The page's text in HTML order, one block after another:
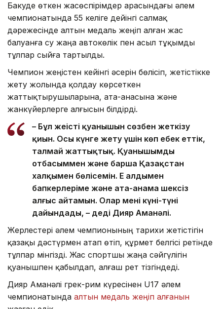
Бакуде өткен жасөспірімдер арасындағы әлем
чемпионатында 55 келіге дейінгі салмақ
дәрежесінде алтын медаль жеңіп алған жас
балуанға су жаңа автокөлік пен асыл тұқымды
тұлпар сыйға тартылды.
Чемпион жеңістен кейінгі әсерін бөлісіп, жетістікке
жету жолында қолдау көрсеткен
жаттықтырушыларына, ата-анасына және
жанкүйерлерге алғысын білдірді.
– Бұл жеңістің қуанышын сөзбен жеткізу
қиын. Осы күнге жету үшін көп еңбек еттік,
талмай жаттықтық. Қуанышымды
отбасыммен және барша Қазақстан
халқымен бөлісемін. Ең алдымен
бапкерлеріме және ата-анама шексіз
алғыс айтамын. Олар мені күні-түні
дайындады, – деді Дияр Аманәлі.
Жерлестері әлем чемпионының тарихи жетістігін
қазақы дәстүрмен атап өтіп, құрмет белгісі ретінде
тұлпар мінгізді. Жас спортшы жаңа сәйгүлігін
қуанышпен қабылдап, алғаш рет тізгіндеді.
Дияр Аманәлі грек-рим күресінен U17 әлем
чемпионатында алтын медаль жеңіп алғанын